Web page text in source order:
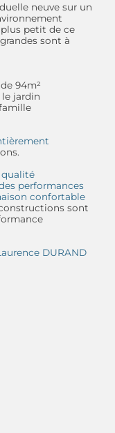
neuve sur un
petit de ce
sont à
94m²
le jardin
qualité
performances
confortable
sont
DURAND